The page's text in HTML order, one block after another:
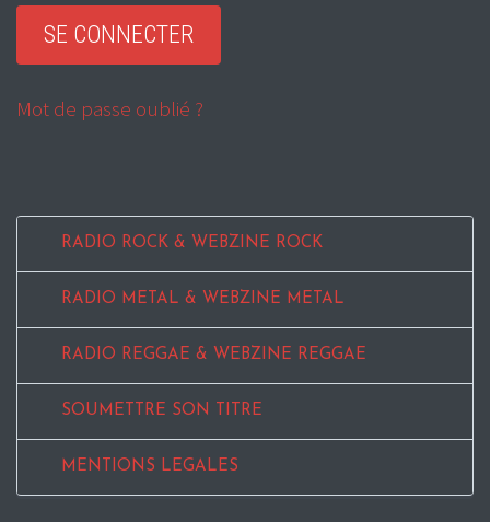
Mot de passe oublié ?
RADIO ROCK & WEBZINE ROCK
RADIO METAL & WEBZINE METAL
RADIO REGGAE & WEBZINE REGGAE
SOUMETTRE SON TITRE
MENTIONS LEGALES